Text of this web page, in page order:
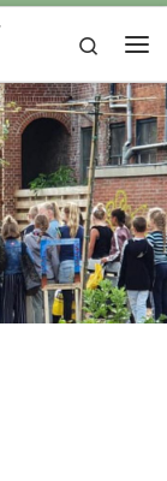
Search